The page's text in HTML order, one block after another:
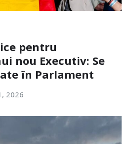
pentru
nou Executiv: Se
în Parlament
2026